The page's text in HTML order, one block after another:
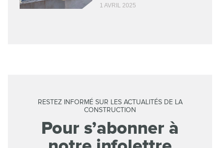
1 AVRIL 2025
RESTEZ INFORMÉ SUR LES ACTUALITÉS DE LA
CONSTRUCTION
Pour s’abonner à